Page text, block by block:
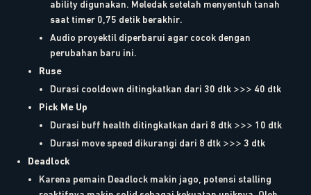
ability digunakan. Meledak setelah menyentuh tanah
saat timer 0,75 detik berakhir.
Audio proyektil diperbarui agar cocok dengan
perubahan baru ini.
Ruse
Durasi cooldown ditingkatkan dari 30 dtk >>> 40 dtk
Pick Me Up
Durasi buff health ditingkatkan dari 8 dtk >>> 10 dtk
Durasi move speed dikurangi dari 8 dtk >>> 3 dtk
Deadlock
Karena pemain Deadlock makin jago, potensi stalling